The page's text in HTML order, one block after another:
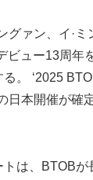
グァン、イ·ミ
ビュー13周年
。 ‘2025
日本開催が確
は、BTOBが